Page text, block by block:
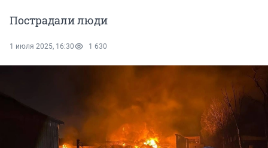
Пострадали люди
1 июля 2025, 16:30 1 630